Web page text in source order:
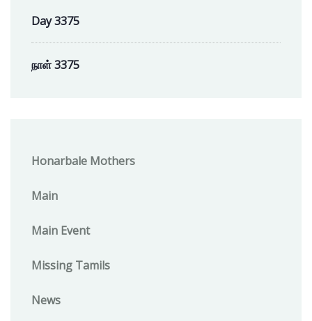
Day 3375
நாள் 3375
Honarbale Mothers
Main
Main Event
Missing Tamils
News